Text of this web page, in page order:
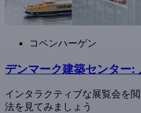
コペンハーゲン
デンマーク建築センター:
インタラクティブな展覧会を
法を見てみましょう